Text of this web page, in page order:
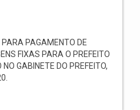
PAGAMENTO DE
FIXAS PARA O PREFEITO
NO GABINETE DO PREFEITO,